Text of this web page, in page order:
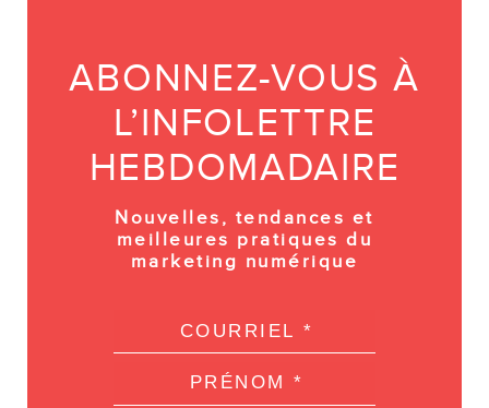
ABONNEZ-VOUS À
L’INFOLETTRE
HEBDOMADAIRE
Nouvelles, tendances et
meilleures pratiques du
marketing numérique